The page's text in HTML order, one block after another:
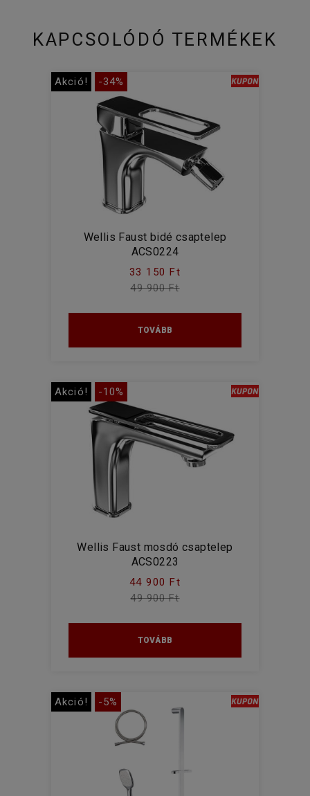
KAPCSOLÓDÓ TERMÉKEK
Akció! -34%
Wellis Faust bidé csaptelep
ACS0224
33 150 Ft
49 900 Ft
TOVÁBB
Akció! -10%
Wellis Faust mosdó csaptelep
ACS0223
44 900 Ft
49 900 Ft
TOVÁBB
Akció! -5%